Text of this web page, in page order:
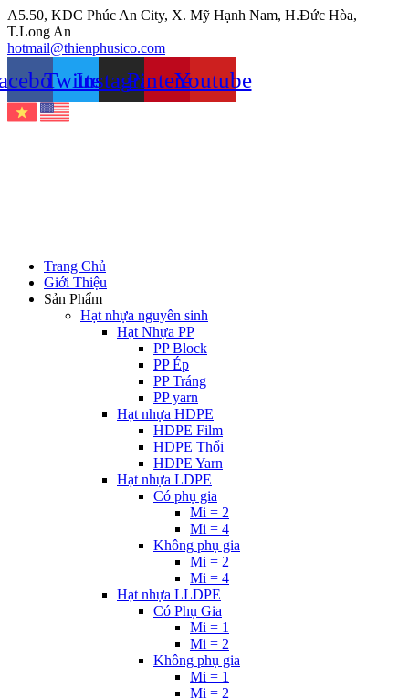
Chuyển
đến
nội
A5.50, KDC Phúc An City, X. Mỹ Hạnh Nam, H.Đức Hòa,
T.Long An
hotmail@thienphusico.com
TwitterInstagramPinterestYoutube
Trang Chủ
Giới Thiệu
Sản Phẩm
Hạt nhựa nguyên sinh
Hạt Nhựa PP
PP Block
PP Ép
PP Tráng
PP yarn
Hạt nhựa HDPE
HDPE Film
HDPE Thổi
HDPE Yarn
Hạt nhựa LDPE
Có phụ gia
Mi = 2
Mi = 4
Không phụ gia
Mi = 2
Mi = 4
Hạt nhựa LLDPE
Có Phụ Gia
Mi = 1
Mi = 2
Không phụ gia
Mi = 1
Mi = 2